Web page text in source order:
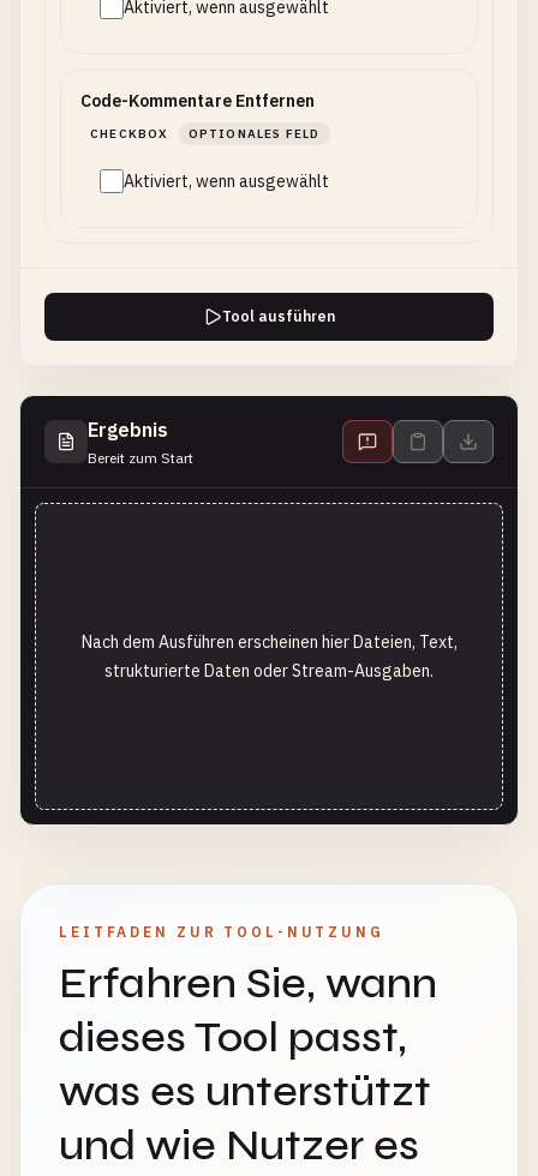
Aktiviert, wenn ausgewählt
Code-Kommentare Entfernen
CHECKBOX OPTIONALES FELD
Aktiviert, wenn ausgewählt
Tool ausführen
Ergebnis
Bereit zum Start
Nach dem Ausführen erscheinen hier Dateien, Text,
strukturierte Daten oder Stream-Ausgaben.
LEITFADEN ZUR TOOL-NUTZUNG
Erfahren Sie, wann
dieses Tool passt,
was es unterstützt
und wie Nutzer es